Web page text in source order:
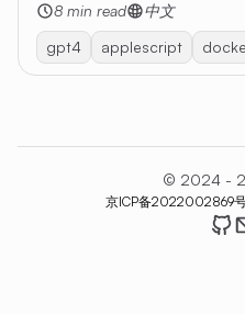
8 min read
中文
gpt4
applescript
© 2024 -
京ICP备2022002869